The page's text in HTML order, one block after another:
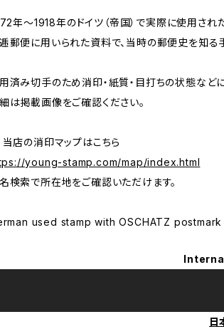
年～1918年のドイツ（帝国）で実際に使用され
郵便に用いられた資料で、当時の郵便史を知る
済み切手のため消印・紙質・目打ちの状態など
は掲載画像をご確認ください。
店の消印マップはこちら
young-stamp.com/map/index.html
検索で所在地をご確認いただけます。
used stamp with OSCHATZ postmark
日